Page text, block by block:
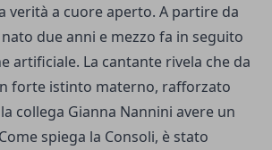
verità a cuore aperto. A partire da
due anni e mezzo fa in seguito
artificiale. La cantante rivela che da
forte istinto materno, rafforzato
collega Gianna Nannini avere un
spiega la Consoli, è stato